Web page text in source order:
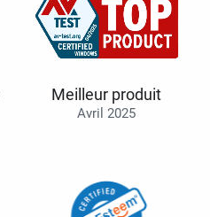
Meilleur produit
Avril 2025